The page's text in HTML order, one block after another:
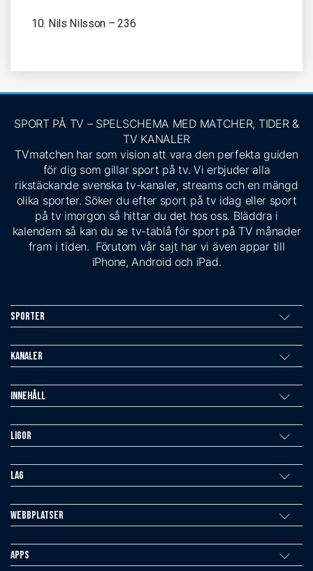
10. Nils Nilsson – 236
SPORT PÅ TV – SPELSCHEMA MED MATCHER, TIDER &
TV KANALER
TVmatchen har som vision att vara den perfekta guiden
för dig som gillar sport på tv. Vi erbjuder alla
rikstäckande svenska tv-kanaler, streams och en mängd
olika sporter. Söker du efter sport på tv idag eller sport
på tv imorgon så hittar du det hos oss. Bläddra i
kalendern så kan du se tv-tablå för sport på TV månader
fram i tiden. Förutom vår sajt har vi även appar till
iPhone, Android och iPad.
Sporter
Kanaler
Innehåll
Ligor
Lag
Webbplatser
Apps